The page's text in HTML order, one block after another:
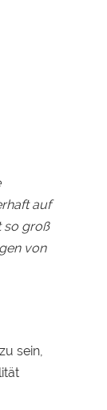
auf
so groß
von
sein,